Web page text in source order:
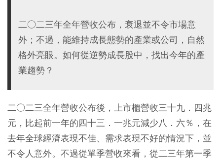
二○二三年全年營收公布，衰退並不令市場意
外；不過，能維持成長態勢的產業或公司，自然
格外亮眼。如何從逆勢成長股中，找出今年的產
業趨勢？
二○二三全年營收公布後，上市櫃營收三十九．四兆
元，比起前一年的四十三．一兆元減少八．六％，在
去年全球經濟表現不佳、需求表現不好的情況下，並
不令人意外。不過從單季營收來看，從二三年第一季